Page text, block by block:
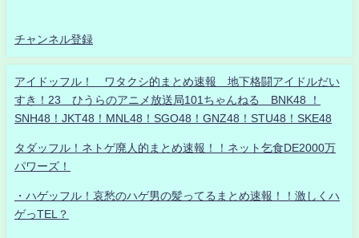
チャンネル登録
アイドッフル！ ワタクシ的まとめ速報 地下格闘アイドルだい
すき！23 ひうらのアニメ放送局101ちゃんねる BNK48 ！
SNH48！JKT48！MNL48！SGO48！GNZ48！STU48！SKE48
タダッフル！ネトゲ廃人的まとめ速報！！ネット乞食DE2000万
パワーズ！
・ハゲッフル！哀愁のハゲ男の髪ってるまとめ速報！！激しくハ
ゲっTEL？